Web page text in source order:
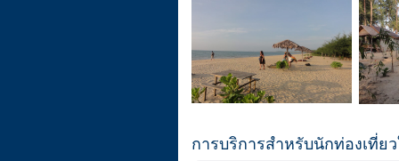
การบริการสำหรับนักท่องเที่ยว